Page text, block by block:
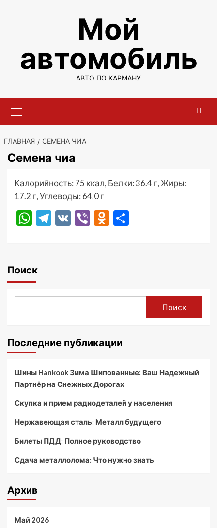
Мой
автомобиль
АВТО ПО КАРМАНУ
меню
ГЛАВНАЯ СЕМЕНА ЧИА
Семена чиа
Калорийность: 75 ккал, Белки: 36.4 г, Жиры:
17.2 г, Углеводы: 64.0 г
WhatsApp
Telegram
VK ViberOdnoklassniki
Поиск
Поиск
Последние публикации
Шины Hankook Зима Шипованные: Ваш Надежный
Партнёр на Снежных Дорогах
Скупка и прием радиодеталей у населения
Нержавеющая сталь: Металл будущего
Билеты ПДД: Полное руководство
Сдача металлолома: Что нужно знать
Архив
Май 2026